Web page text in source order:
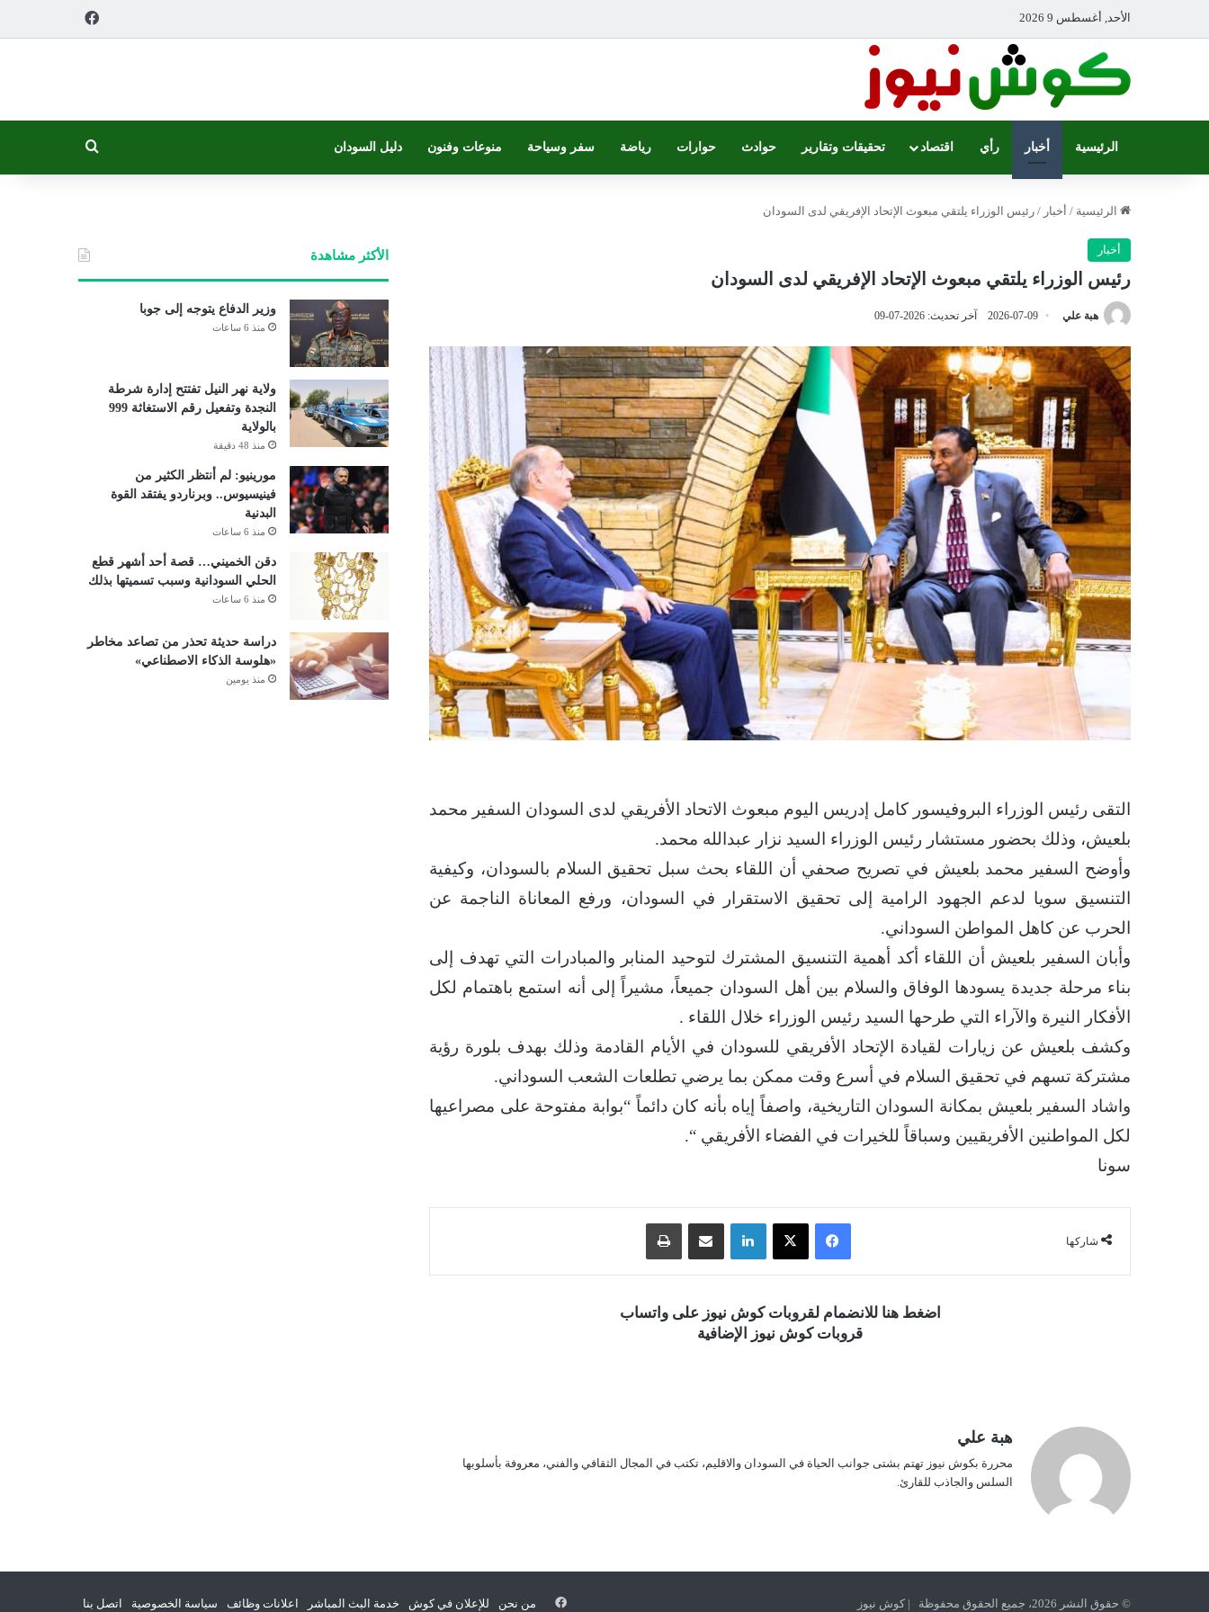
الأحد, أغسطس 9 2026
الرئيسية أخبار رأي اقتصاد تحقيقات وتقارير حوادث حوارات رياضة سفر وسياحة منوعات وفنون دليل السودان
الرئيسية / أخبار / رئيس الوزراء يلتقي مبعوث الإتحاد الإفريقي لدى السودان
أخبار
رئيس الوزراء يلتقي مبعوث الإتحاد الإفريقي لدى السودان
هبة علي 2026-07-09 آخر تحديث: 2026-07-09
التقى رئيس الوزراء البروفيسور كامل إدريس اليوم مبعوث الاتحاد الأفريقي لدى السودان السفير محمد
بلعيش، وذلك بحضور مستشار رئيس الوزراء السيد نزار عبدالله محمد.
​وأوضح السفير محمد بلعيش في تصريح صحفي أن اللقاء بحث سبل تحقيق السلام بالسودان، وكيفية
التنسيق سويا لدعم الجهود الرامية إلى تحقيق الاستقرار في السودان، ورفع المعاناة الناجمة عن
الحرب عن كاهل المواطن السوداني.
​وأبان السفير بلعيش أن اللقاء أكد أهمية التنسيق المشترك لتوحيد المنابر والمبادرات التي تهدف إلى
بناء مرحلة جديدة يسودها الوفاق والسلام بين أهل السودان جميعاً، مشيراً إلى أنه استمع باهتمام لكل
الأفكار النيرة والآراء التي طرحها السيد رئيس الوزراء خلال اللقاء .
​وكشف بلعيش عن زيارات لقيادة الإتحاد الأفريقي للسودان في الأيام القادمة وذلك بهدف بلورة رؤية
مشتركة تسهم في تحقيق السلام في أسرع وقت ممكن بما يرضي تطلعات الشعب السوداني.
​واشاد السفير بلعيش بمكانة السودان التاريخية، واصفاً إياه بأنه كان دائماً “بوابة مفتوحة على مصراعيها
لكل المواطنين الأفريقيين وسباقاً للخيرات في الفضاء الأفريقي “.
سونا
شاركها
فيسبوك ‫X لينكدإن مشاركة عبر البريد
اضغط هنا للانضمام لقروبات كوش نيوز على واتساب
قروبات كوش نيوز الإضافية
هبة علي
محررة بكوش نيوز تهتم بشتى جوانب الحياة في السودان والاقليم، تكتب في المجال الثقافي والفني، معروفة بأسلوبها
السلس والجاذب للقارئ.
الأكثر مشاهدة
وزير الدفاع يتوجه إلى جوبا
منذ 6 ساعات
ولاية نهر النيل تفتتح إدارة شرطة
النجدة وتفعيل رقم الاستغاثة 999
بالولاية
منذ 48 دقيقة
مورينيو: لم أنتظر الكثير من
فينيسيوس.. وبرناردو يفتقد القوة
البدنية
منذ 6 ساعات
دقن الخميني… قصة أحد أشهر قطع
الحلي السودانية وسبب تسميتها بذلك
منذ 6 ساعات
دراسة حديثة تحذر من تصاعد مخاطر
«هلوسة الذكاء الاصطناعي»
منذ يومين
© حقوق النشر 2026، جميع الحقوق محفوظة | كوش نيوز من نحن للإعلان في كوش خدمة البث المباشر اعلانات وظائف سياسة الخصوصية اتصل بنا فيسبوك